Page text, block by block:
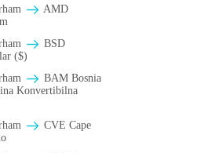
AMD
BSD
($)
BAM Bosnia
Konvertibilna
CVE Cape